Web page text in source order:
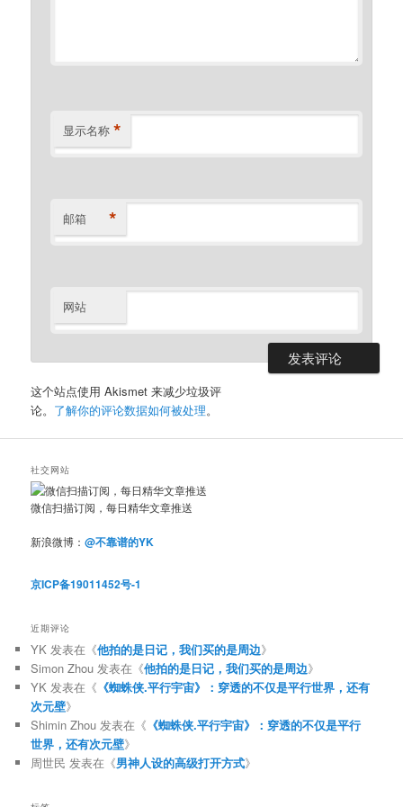
显示名称 *
邮箱 *
网站
这个站点使用 Akismet 来减少垃圾评
论。 了解你的评论数据如何被处理。
社交网站
微信扫描订阅，每日精华文章推送
新浪微博：@不靠谱的YK
京ICP备19011452号-1
近期评论
YK 发表在《他拍的是日记，我们买的是周边》
Simon Zhou 发表在《他拍的是日记，我们买的是周边》
YK 发表在《 《蜘蛛侠.平行宇宙》：穿透的不仅是平行世界，还有
次元壁》
Shimin Zhou 发表在《 《蜘蛛侠.平行宇宙》：穿透的不仅是平行
世界，还有次元壁》
周世民 发表在《男神人设的高级打开方式》